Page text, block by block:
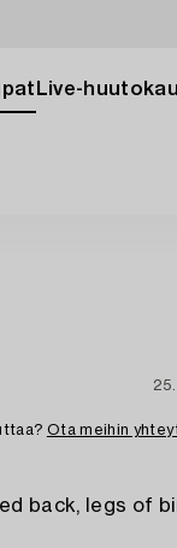
Live-
Ota meihin
back, legs of